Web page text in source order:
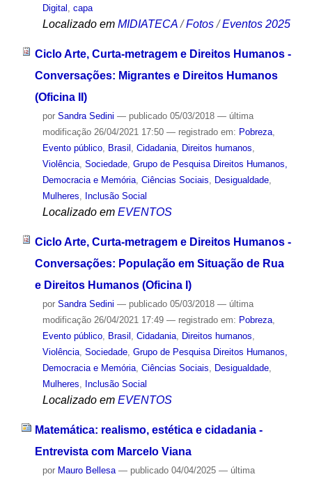
Digital , capa
Localizado em MIDIATECA /Fotos /Eventos 2025
Ciclo Arte, Curta-metragem e Direitos Humanos -
Conversações: Migrantes e Direitos Humanos
(Oficina II)
por Sandra Sedini — publicado05/03/2018 — última
modificação26/04/2021 17:50 — registrado em: Pobreza,
Evento público, Brasil , Cidadania, Direitos humanos,
Violência, Sociedade, Grupo de Pesquisa Direitos Humanos,
Democracia e Memória, Ciências Sociais, Desigualdade,
Mulheres, Inclusão Social
Localizado em EVENTOS
Ciclo Arte, Curta-metragem e Direitos Humanos -
Conversações: População em Situação de Rua
e Direitos Humanos (Oficina I)
por Sandra Sedini — publicado05/03/2018 — última
modificação26/04/2021 17:49 — registrado em: Pobreza,
Evento público, Brasil Cidadania, Direitos humanos
Violência, Sociedade, Grupo de Pesquisa Direitos Humanos,
Democracia e Memória, Ciências Sociais Desigualdade,
Mulheres
Inclusão Social
Localizado em EVENTOS
Matemática: realismo, estética e cidadania -
Entrevista com Marcelo Viana
por Mauro Bellesa — publicado04/04/2025 — última